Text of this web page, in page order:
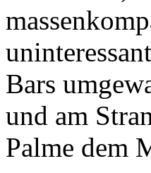
Bars
und am
Palme dem